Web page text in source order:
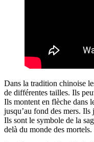
Dans la tradition chinoise
de différentes tailles. Ils
Ils montent en flèche dans
jusqu’au fond des mers.
Ils sont le symbole de la
delà du monde des mortels.